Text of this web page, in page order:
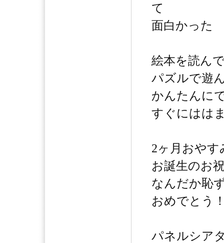
て
面白かった
絵本を読ん
パズルで遊
かんたんに
すぐにはは
2ヶ月おや
お誕生のお
なんだか恥
おめでとう
パネルシア